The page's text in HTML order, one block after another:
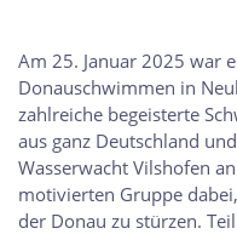
Am 25. Januar 2025 war
Donauschwimmen in
zahlreiche begeisterte
aus ganz Deutschland
Wasserwacht Vilshofen
motivierten Gruppe
der Donau zu stürzen.